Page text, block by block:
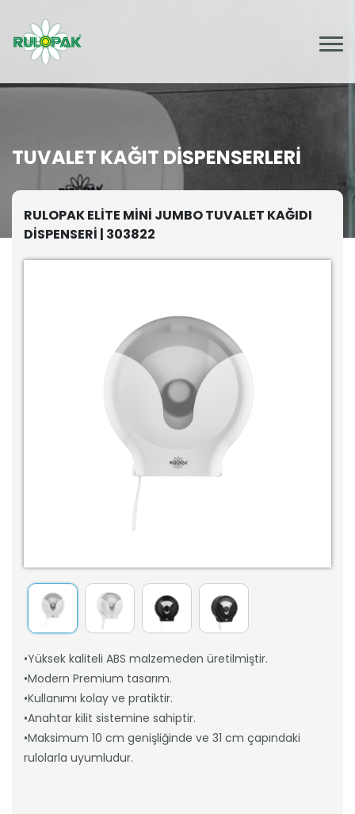
TUVALET KAĞIT DISPENSERLERI
RULOPAK ELİTE MİNİ JUMBO TUVALET KAĞIDI
DİSPENSERİ | 303822
•Yüksek kaliteli ABS malzemeden üretilmiştir.
•Modern Premium tasarım.
•Kullanımı kolay ve pratiktir.
•Anahtar kilit sistemine sahiptir.
•Maksimum 10 cm genişliğinde ve 31 cm çapındaki
rulolarla uyumludur.